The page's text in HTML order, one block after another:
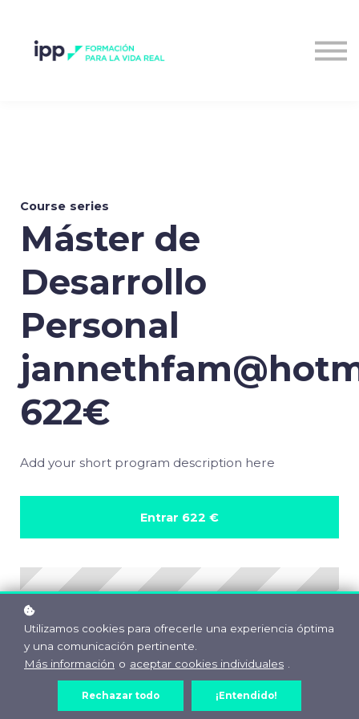
Course series
Máster de
Desarrollo
Personal
622€
Add your short program description here
Entrar 622 €
Utilizamos cookies para ofrecerle una experiencia óptima
y una comunicación pertinente.
Más información o aceptar cookies individuales
Rechazar todo ¡Entendido!